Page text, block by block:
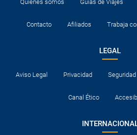
Quiénes somos Guías de Viajes
Contacto Afiliados Trabaja
LEGAL
Aviso Legal Privacidad Seguridad
Canal Ético